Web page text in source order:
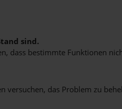
sind.
dass bestimmte Funktionen
versuchen, das Problem zu